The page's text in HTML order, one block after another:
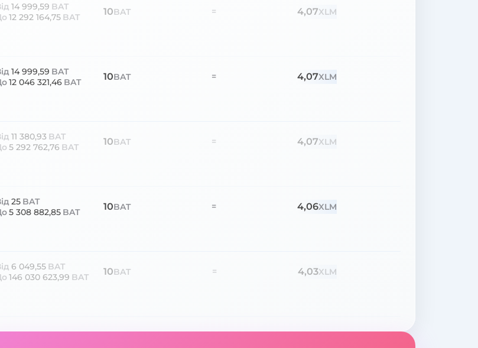
14 999,59 BAT
12 292 164,75 BAT 10BAT = 4,07XLM
14 999,59 BAT
12 046 321,46 BAT 10BAT = 4,07XLM
11 380,93 BAT
5 292 762,76 BAT 10BAT = 4,07XLM
25 BAT
5 308 882,85 BAT 10BAT = 4,06XLM
6 049,55 BAT
146 030 623,99 BAT 10BAT = 4,03XLM